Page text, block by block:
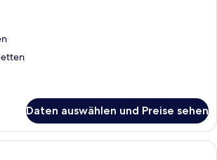
Daten auswählen und Preise sehen